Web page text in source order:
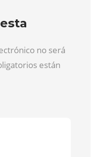
no será
están